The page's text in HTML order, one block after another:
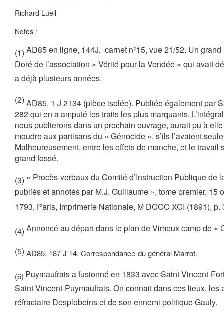
Richard Lueil
Notes :
(1) AD85 en ligne, 144J, carnet n°15, vue 21/52. Un
Doré de l’association « Vérité pour la Vendée » qui avait
a déjà plusieurs années.
(2) AD85, 1 J 2134 (pièce isolée). Publiée également par
282 qui en a amputé les traits les plus marquants.
nous publierons dans un prochain ouvrage, aurait pu à
moudre aux partisans du « Génocide », s’ils l’avaient
Malheureusement, entre les effets de manche, et le travail
grand fossé.
(3) « Procès-verbaux du Comité d’Instruction Publique de
publiés et annotés par M.J. Guillaume », tome premier, 15
1793, Paris, Imprimerie Nationale, M DCCC XCI (1891), p.
(4) Annoncé au départ dans le plan de Vimeux camp de «
(5) AD85, 187 J 14. Correspondance du général Marrot.
(6) Puymaufrais a fusionné en 1833 avec Saint-Vincent-
Saint-Vincent-Puymaufrais. On connait dans ces lieux, les
réfractaire Desplobeins et de son ennemi politique Gauly.